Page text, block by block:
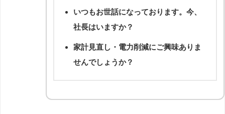
いつもお世話になっております。今、
社長はいますか？
家計見直し・電力削減にご興味ありま
せんでしょうか？